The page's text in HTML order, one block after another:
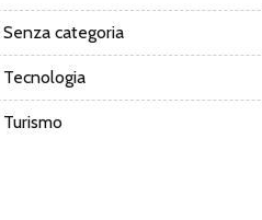
Senza categoria
Tecnologia
Turismo